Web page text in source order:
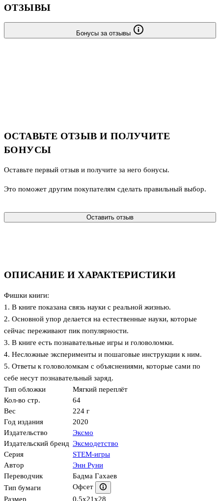
ОПИСАНИЕ И ХАРАКТЕРИСТИКИ
Фишки книги:
1. В книге показана связь науки с реальной жизнью.
2. Основной упор делается на естественные науки, которые
сейчас переживают пик популярности.
3. В книге есть познавательные игры и головоломки.
4. Несложные эксперименты и пошаговые инструкции к ним.
5. Ответы к головоломкам с объяснениями, которые сами по
себе несут познавательный заряд.
Тип обложки
Мягкий переплёт
Кол-во стр.
64
Вес
224 г
Год издания
2020
Издательство
Эксмо
Издательский бренд Эксмодетство
Серия
STEM-игры
Автор
Энн Руни
Переводчик
Бадма Гахаев
Тип бумаги
Офсет
Размер
0.5x21x28
ОТЗЫВЫ
Бонусы за отзывы
ОСТАВЬТЕ ОТЗЫВ И ПОЛУЧИТЕ
БОНУСЫ
Оставьте первый отзыв и получите за него бонусы.
Это поможет другим покупателям сделать правильный выбор.
Оставить отзыв